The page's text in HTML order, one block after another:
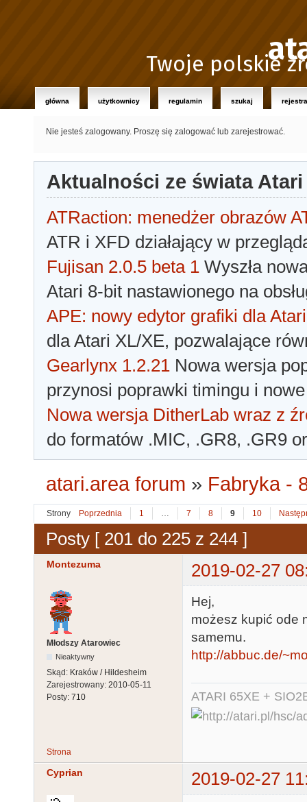
Twoje polskie
główna użytkownicy regulamin szukaj
Nie jesteś zalogowany. Proszę się zalogować lub zarejestrować.
Aktualności ze świata Atari
ATRaction: menedżer obrazów
ATR i XFD działający w
Fujisan 2.0.5 beta 1 Wyszła
Atari 8-bit nastawionego na
APE: nowy edytor grafiki dla Atari
dla Atari XL/XE, pozwalające
Gearlynx 1.2.21 Nowa wersja
przynosi poprawki timingu i
Nowa wersja DitherLab wraz z
do formatów .MIC, .GR8, .GR9
atari.area forum » Fabryka -
Strony Poprzednia 1 … 7 8 9 10
Posty [ 201 do 225 z 244 ]
Montezuma 2019-02-27
Młodszy Atarowiec
Nieaktywny
Skąd: Kraków / Hildesheim
Zarejestrowany: 2010-05-11
Posty: 710
Hej,
możesz kupić ode
samemu.
http://abbuc.de/
ATARI 65XE +
Strona
Cyprian 2019-02-27